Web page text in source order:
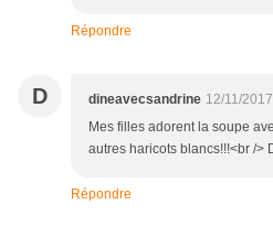
Répondre
D dineavecsandrine 12/11/
Mes filles adorent la soupe
autres haricots blancs!!!<br />
Répondre